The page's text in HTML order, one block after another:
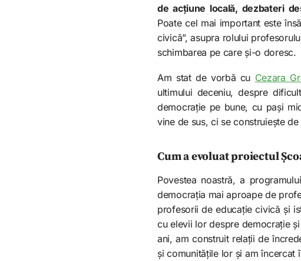
de acțiune locală, dezbateri
Poate cel mai important este
civică”, asupra rolului
schimbarea pe care și-o doresc.
Am stat de vorbă cu Cezara
ultimului deceniu, despre
democrație pe bune, cu pași
vine de sus, ci se construiește
Cum a evoluat proiectul
Povestea noastră, a
democrația mai aproape de
profesorii de educație civică și
cu elevii lor despre democrație
ani, am construit relații de
și comunitățile lor și am încercat